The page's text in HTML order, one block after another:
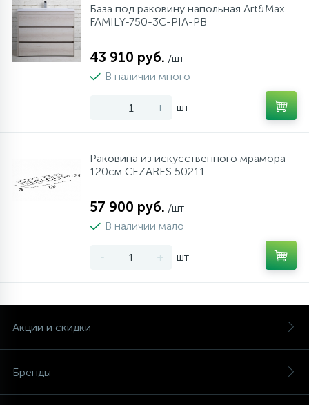
База под раковину напольная Art&Max
FAMILY-750-3C-PIA-PB
43 910 руб. /шт
В наличии много
- + шт
Раковина из искусственного мрамора
120см CEZARES 50211
57 900 руб. /шт
В наличии мало
- + шт
Акции и скидки
Бренды